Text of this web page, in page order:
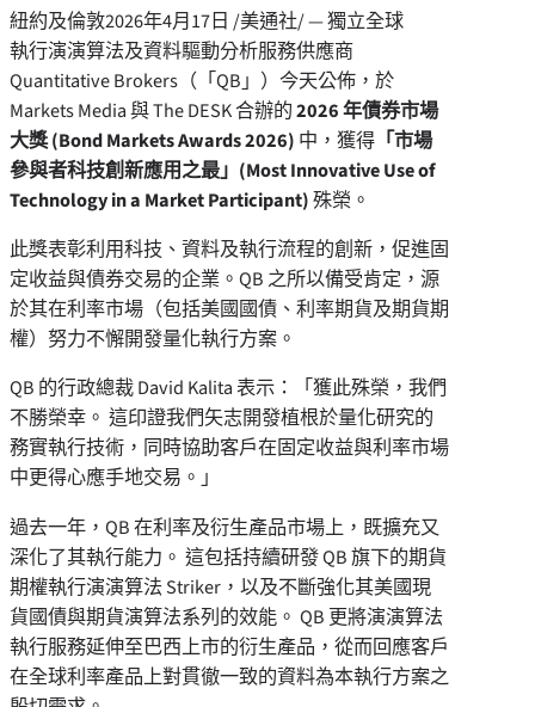
紐約及倫敦2026年4月17日 /美通社/ — 獨立全球
執行演演算法及資料驅動分析服務供應商
Quantitative Brokers（「QB」）今天公佈，於
Markets Media 與 The DESK 合辦的2026 年債券市場
大獎 (Bond Markets Awards 2026) 中，獲得 「市場
參與者科技創新應用之最」(Most Innovative Use of
Technology in a Market Participant)殊榮。
此獎表彰利用科技、資料及執行流程的創新，促進固
定收益與債券交易的企業。QB 之所以備受肯定，源
於其在利率市場（包括美國國債、利率期貨及期貨期
權）努力不懈開發量化執行方案。
QB 的行政總裁 David Kalita 表示：「獲此殊榮，我們
不勝榮幸。 這印證我們矢志開發植根於量化研究的
務實執行技術，同時協助客戶在固定收益與利率市場
中更得心應手地交易。」
過去一年，QB 在利率及衍生產品市場上，既擴充又
深化了其執行能力。 這包括持續研發 QB 旗下的期貨
期權執行演演算法 Striker，以及不斷強化其美國現
貨國債與期貨演算法系列的效能。 QB 更將演演算法
執行服務延伸至巴西上市的衍生產品，從而回應客戶
在全球利率產品上對貫徹一致的資料為本執行方案之